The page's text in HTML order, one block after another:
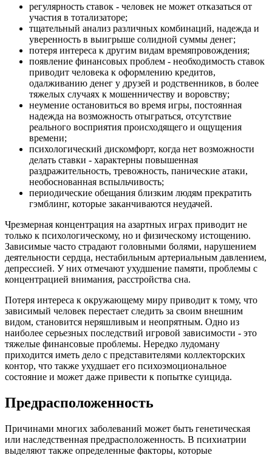
регулярность ставок - человек не может отказаться от
участия в тотализаторе;
тщательный анализ различных комбинаций, надежда и
уверенность в выигрыше солидной суммы денег;
потеря интереса к другим видам времяпровождения;
появление финансовых проблем - необходимость ставок
приводит человека к оформлению кредитов,
одалживанию денег у друзей и родственников, в более
тяжелых случаях к мошенничеству и воровству;
неумение остановиться во время игры, постоянная
надежда на возможность отыграться, отсутствие
реального восприятия происходящего и ощущения
времени;
психологический дискомфорт, когда нет возможности
делать ставки - характерны повышенная
раздражительность, тревожность, панические атаки,
необоснованная вспыльчивость;
периодические обещания близким людям прекратить
гэмблинг, которые заканчиваются неудачей.
Чрезмерная концентрация на азартных играх приводит не
только к психологическому, но и физическому истощению.
Зависимые часто страдают головными болями, нарушением
деятельности сердца, нестабильным артериальным давлением,
депрессией. У них отмечают ухудшение памяти, проблемы с
концентрацией внимания, расстройства сна.
Потеря интереса к окружающему миру приводит к тому, что
зависимый человек перестает следить за своим внешним
видом, становится неряшливым и неопрятным. Одно из
наиболее серьезных последствий игровой зависимости - это
тяжелые финансовые проблемы. Нередко лудоману
приходится иметь дело с представителями коллекторских
контор, что также ухудшает его психоэмоциональное
состояние и может даже привести к попытке суицида.
Предрасположенность
Причинами многих заболеваний может быть генетическая
или наследственная предрасположенность. В психиатрии
выделяют также определенные факторы, которые